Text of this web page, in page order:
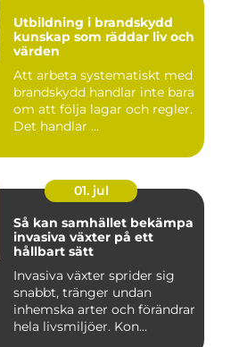
Utbildning i brandskydd
kunskap som räddar liv och
värden
Att arbeta systematiskt med
brandskydd handlar inte bara
om att följa lagar och regler.
Det handlar ...
01. jul
Så kan samhället bekämpa
invasiva växter på ett
hållbart sätt
Invasiva växter sprider sig
snabbt, tränger undan
inhemska arter och förändrar
hela livsmiljöer. Kon...